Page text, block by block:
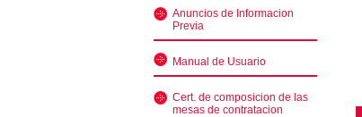
Anuncios de Informacion
Previa
Manual de Usuario
Cert. de composicion de las
mesas de contratacion